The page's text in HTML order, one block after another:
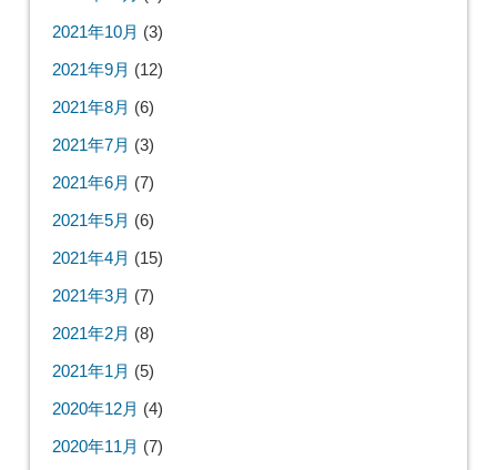
2021年10月 (3)
2021年9月 (12)
2021年8月 (6)
2021年7月 (3)
2021年6月 (7)
2021年5月 (6)
2021年4月 (15)
2021年3月 (7)
2021年2月 (8)
2021年1月 (5)
2020年12月 (4)
2020年11月 (7)